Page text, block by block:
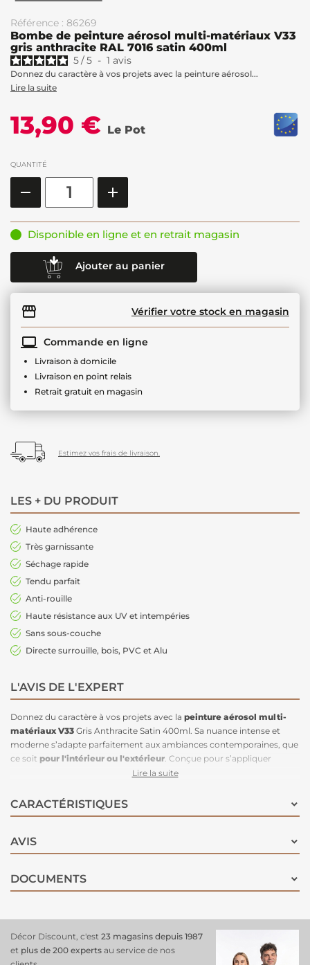
Référence : 86269
Bombe de peinture aérosol multi-matériaux V33
gris anthracite RAL 7016 satin 400ml
5/5 - 1 avis
Donnez du caractère à vos projets avec la peinture aérosol...
Lire la suite
13,90 € Le Pot
QUANTITÉ
Disponible en ligne et en retrait magasin
Ajouter au panier
Vérifier votre stock en magasin
Commande en ligne
Livraison à domicile
Livraison en point relais
Retrait gratuit en magasin
Estimez vos frais de livraison.
LES + DU PRODUIT
Haute adhérence
Très garnissante
Séchage rapide
Tendu parfait
Anti-rouille
Haute résistance aux UV et intempéries
Sans sous-couche
Directe surrouille, bois, PVC et Alu
L'AVIS DE L'EXPERT
Donnez du caractère à vos projets avec la peinture aérosol multi-
matériaux V33 Gris Anthracite Satin 400ml. Sa nuance intense et
moderne s’adapte parfaitement aux ambiances contemporaines, que
ce soit pour l'intérieur ou l'extérieur . Conçue pour s’appliquer
directement sans sous-couche, cette peinture adhère efficacement
cuivre, même s’ils sont déjà peints, vernis ou rouillés. Elle combine
souplesse, pouvoir anticorrosion et forte adhérence, pour offrir une
une application précise, rapide et sans coulures, idéale pour relooker
du mobilier, des objets, des portails ou des menuiseries en un clin
rendu pro et résistant, sans compromis sur le style.
Lire la suite
CARACTÉRISTIQUES
AVIS
DOCUMENTS
Décor Discount, c'est 23 magasins depuis 1987
et plus de 200 experts au service de nos